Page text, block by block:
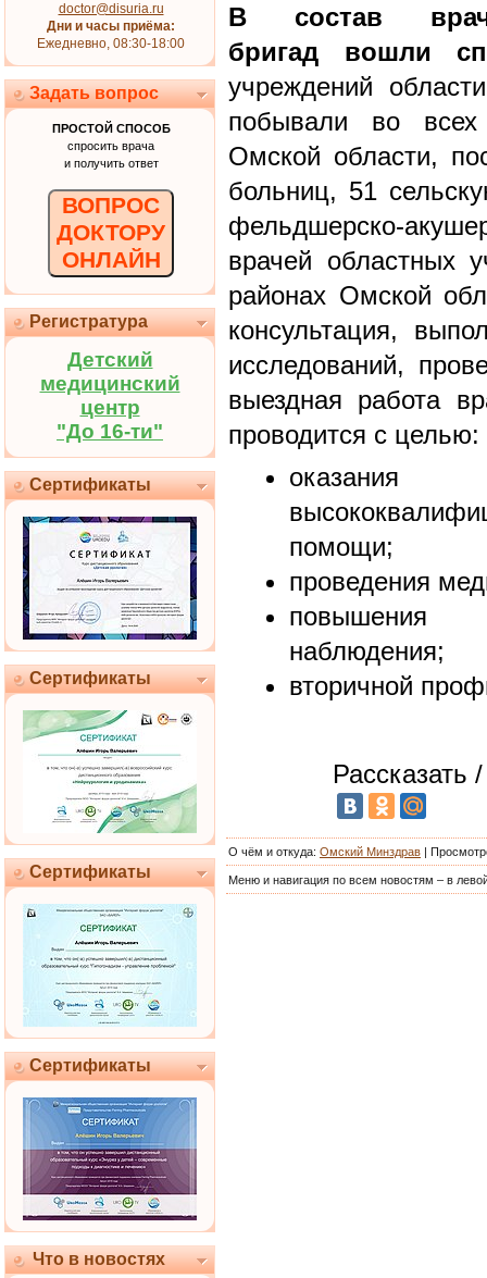
doctor@disuria.ru
Дни и часы приёма:
Ежедневно, 08:30-18:00
Задать вопрос
ПРОСТОЙ СПОСОБ
спросить врача
и получить ответ
ВОПРОС
ДОКТОРУ
ОНЛАЙН
Регистратура
Детский
медицинский
центр
"До 16-ти"
Сертификаты
Сертификаты
Сертификаты
Сертификаты
Что в новостях
В состав
бригад вошли
учреждений
побывали во
Омской области,
больниц, 51
фельдшерско-
врачей областных
районах Омской
консультация,
исследований,
выездная работа
проводится с целью:
помощи;
проведения
повышения
наблюдения;
вторичной
Рассказать
О чём и откуда: Омский Минздрав |
Меню и навигация по всем новостям – в